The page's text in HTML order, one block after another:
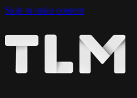
Skip to main content